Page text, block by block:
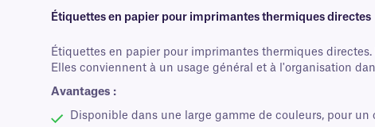
Étiquettes en papier pour imprimantes thermiques directes
Étiquettes en papier pour imprimantes thermiques
Elles conviennent à un usage général et à l'organisation
Avantages :
Disponible dans une large gamme de couleurs, pour